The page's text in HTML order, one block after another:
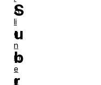
S
u
b
r
A
li
g
n
m
e
n